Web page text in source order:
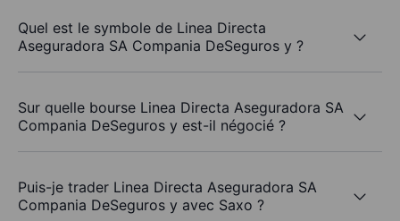
Quel est le symbole de Linea Directa
Aseguradora SA Compania DeSeguros y ?
Sur quelle bourse Linea Directa Aseguradora SA
Compania DeSeguros y est-il négocié ?
Puis-je trader Linea Directa Aseguradora SA
Compania DeSeguros y avec Saxo ?